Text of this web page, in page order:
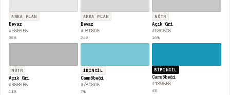
ARKA PLAN
Beyaz
#E8E8E8
38%
ARKA PLAN
Beyaz
#D8D8D8
24%
NÖTR
Açık Gri
#C8C8C8
16%
NÖTR
Açık Gri
#B8B8B8
11%
İKINCIL
Camgöbeği
#78C8D8
7%
BIRINCIL
Camgöbeği
#1898B8
4%